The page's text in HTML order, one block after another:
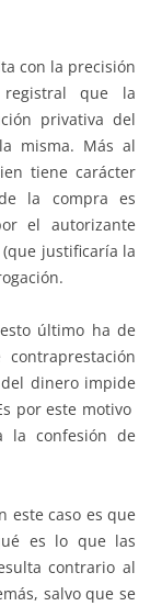
la precisión
que la
privativa del
misma. Más al
tiene carácter
la compra es
el autorizante
justificaría la
último ha de
dinero impide
por este motivo
la confesión de
caso es que
es lo que las
contrario al
salvo que se